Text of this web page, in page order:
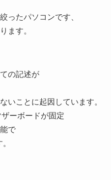
ったパソコンです、
ます。
の記述が
いことに起因しています。
ーボードが固定
で